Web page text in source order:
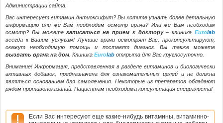
Администрации сайта.
Вас интересует витамин Антиоксифит? Вы хотите узнать более детальную
информацию или же Вам необходим осмотр врача? Или же Вам необходим
осмотр? Вы можетезаписаться на прием к доктору– клиникаEurolab
всегда к Вашим услугам! Лучшие врачи осмотрят Вас, проконсультируют,
окажут необходимую помощь и поставят диагноз. Вы также можете
вызвать врача на дом . Клиника Eurolab открыта для Вас круглосуточно.
Внимание! Информация, представленная в разделе витаминов и биологически
активных добавок, предназначена для ознакомительных целей и не должна
являться основанием для самолечения. Некоторые из препаратов обладают
рядом противопоказаний. Пациентам необходима консультация специалиста!
Если Вас интересуют еще какие-нибудь витамины, витаминно-